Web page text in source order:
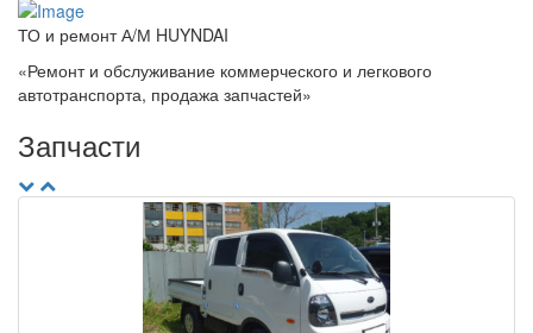
ТО и ремонт А/М HUYNDAI
«Ремонт и обслуживание коммерческого и легкового
автотранспорта, продажа запчастей»
Запчасти